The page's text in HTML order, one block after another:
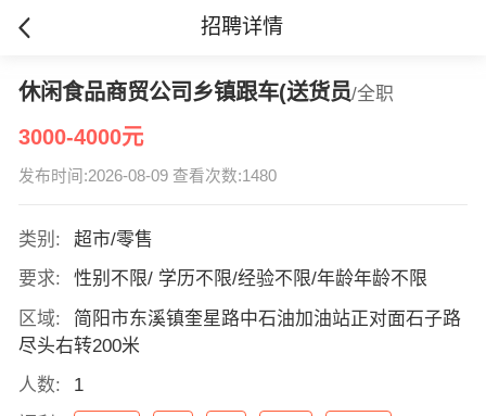
招聘详情
休闲食品商贸公司乡镇跟车(送货员/全职
3000-4000元
发布时间:2026-08-09 查看次数:1480
类别:
超市/零售
要求:
性别不限/ 学历不限/经验不限/年龄年龄不限
区域:
简阳市东溪镇奎星路中石油加油站正对面石子路
尽头右转200米
人数:
1